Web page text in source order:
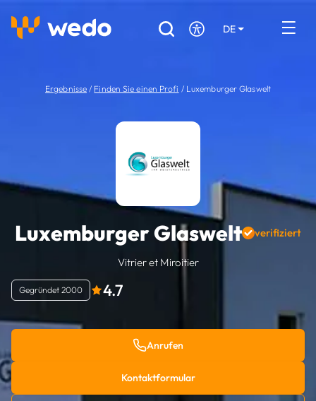
DE
Förderungen & Zuschüsse
Sind Sie Handwerker?
Einloggen
Ergebnisse / Finden Sie einen Profi / Luxemburger Glaswelt
Luxemburger Glaswelt verifiziert
Vitrier et Miroitier
Gegründet 2000 4.7
Anrufen
Kontaktformular